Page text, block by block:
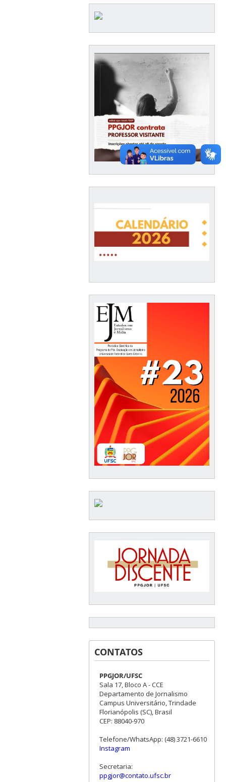
CONTATOS
PPGJOR/UFSC
Sala 17, Bloco A - CCE
Departamento de Jornalismo
Campus Universitário, Trindade
Florianópolis (SC), Brasil
CEP: 88040-970
Telefone/WhatsApp: (48) 3721-6610
Instagram
Secretaria:
ppgjor@contato.ufsc.br